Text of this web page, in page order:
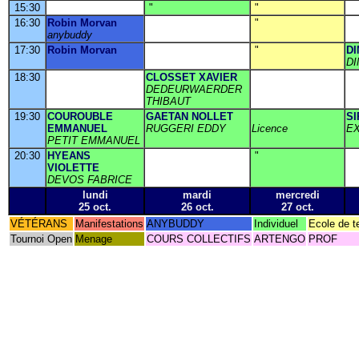
15:30
"
"
16:30
Robin Morvan
anybuddy
"
17:30 Robin Morvan "
18:30
CLOSSET XAVIER
DEDEURWAERDER
THIBAUT
19:30 COUROUBLE
EMMANUEL
PETIT EMMANUEL
GAETAN NOLLET
RUGGERI EDDY
Licence
20:30
HYEANS
VIOLETTE
DEVOS FABRICE
"
lundi
25 oct.
mardi
26 oct.
mercredi
27 oct.
VÉTÉRANS
Manifestations ANYBUDDY Individuel
Ecole de
Tournoi Open Menage COURS COLLECTIFS ARTENGO PROF